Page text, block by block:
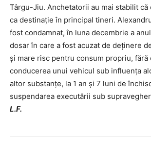
Târgu-Jiu. Anchetatorii au mai stabilit că
ca destinație în principal tineri.
fost condamnat, în luna decembrie a
dosar în care a fost acuzat de deţinere
şi mare risc pentru consum propriu, fără
conducerea unui vehicul sub influenţa
altor substanţe, la 1 an și 7 luni de
suspendarea executării sub
L.F.